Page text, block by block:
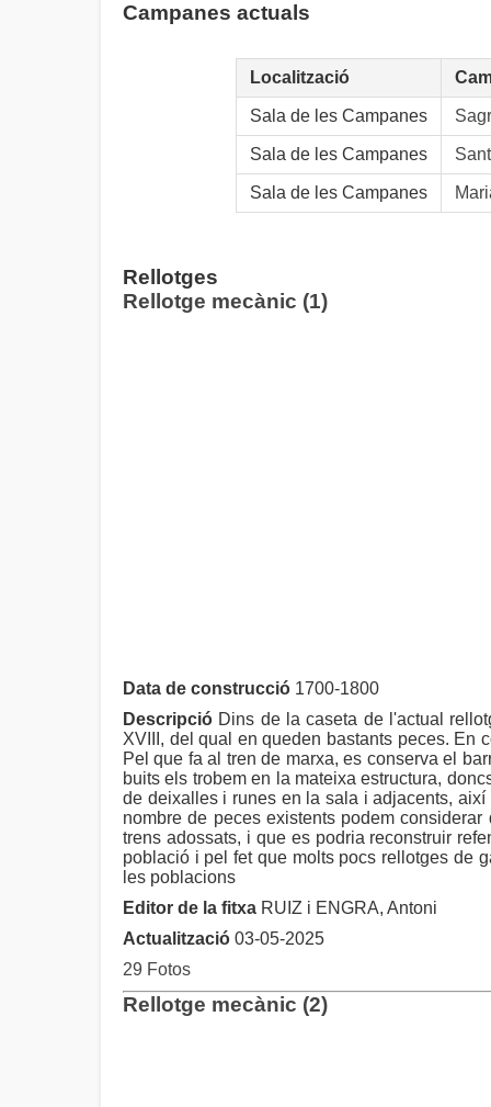
Campanes actuals
Localització
Sala de les Campanes
Sala de les Campanes
Sala de les Campanes
Rellotges
Rellotge mecànic (1)
Data de construcció 1700-1800
Descripció Dins de la caseta de l'actual
XVIII, del qual en queden bastants peces. En
Pel que fa al tren de marxa, es conserva el
buits els trobem en la mateixa estructura,
de deixalles i runes en la sala i adjacents,
nombre de peces existents podem
trens adossats, i que es podria reconstruir
població i pel fet que molts pocs rellotges de
les poblacions
Editor de la fitxa RUIZ i ENGRA, Antoni
Actualització 03-05-2025
29 Fotos
Rellotge mecànic (2)